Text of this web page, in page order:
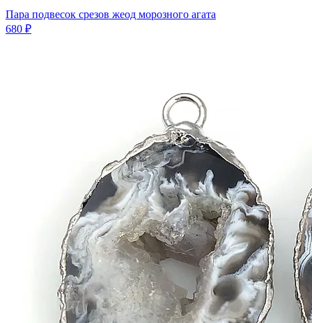
Пара подвесок срезов жеод морозного агата
680 ₽